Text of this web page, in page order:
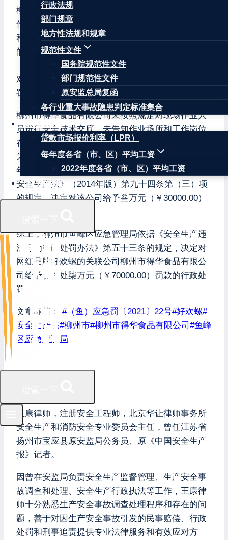
行政法规
部门规章
地方性法规和规章
规范性文件
国务院规范性文件
部门规范性文件
原安监总局复函
各行业重大事故隐患判定标准集合
权威数据
贷款市场报价利率（LPR）
每年度各省（市、区）平均工资
2022年度各省（市、区）平均工资
联系我们
柳州市得华食品有限公司从业人员未持有相应特种
作业资格从事电工作业的行为违反了《中华人民共
和国安全生产法》（2014年版）第二十七条第一款
的规定。依据《中华人民共和国安全生产法》
（2014年版）第九十四条第（七）项的规定，决定
对该公司给予肆万元（￥40000.00）罚款的行政处
罚。
柳州市得华食品有限公司未按照规定对现场作业人
员进行安全技术交底，未告知作业场所和工作岗位
存在的危险因素、防范措施以及事故应急措施的行
为，违反了《中华人民共和国安全生产法》（2014
年版）第四十一条的规定，依据《中华人民共和国
安全生产法》（2014年版）第九十四条第（三）项
的规定，决定对该公司给予叁万元（￥30000.00）
综上，柳州市鱼峰区应急管理局依据《安全生产违
法行为行政处罚办法》第五十三条的规定，决定对
网红品牌好欢螺的关联公司柳州市得华食品有限公
司给予合并处柒万元（￥70000.00）罚款的行政处
罚。
文章标签： #（鱼）应急罚〔2021〕22号#好欢螺#
安全生产法#柳州市#柳州市得华食品有限公司 #鱼峰
区应急管理局
王康律师，注册安全工程师，北京华让律师事务所
安全生产和消防安全专业委员会主任，曾任江苏省
扬州市宝应县原安监局公务员、原《中国安全生产
报》记者。
因曾在安监局负责安全生产监督管理、生产安全事
故调查和处理、安全生产行政执法等工作，王康律
师十分熟悉生产安全事故调查处理程序和存在的问
题，善于对因生产安全事故引发的民事赔偿、行政
处罚和刑事追责提供专业法律服务和有效应对方